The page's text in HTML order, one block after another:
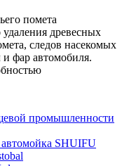
помета
удаления древесных
следов насекомых
и фар автомобиля.
промышленности
автомойка SHUIFU